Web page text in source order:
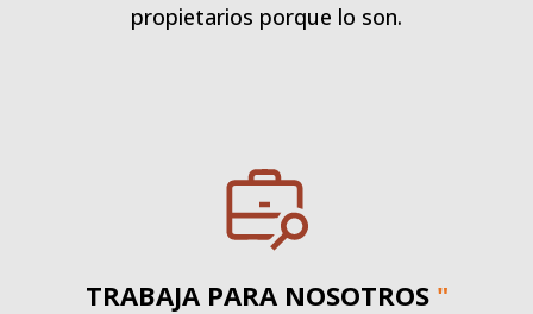
propietarios porque lo son.
TRABAJA PARA NOSOTROS "